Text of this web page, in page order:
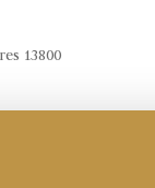
13800